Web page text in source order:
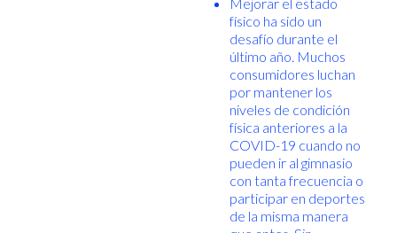
Mejorar el estado
físico ha sido un
desafío durante el
último año. Muchos
consumidores luchan
por mantener los
niveles de condición
física anteriores a la
COVID-19 cuando no
pueden ir al gimnasio
con tanta frecuencia o
participar en deportes
de la misma manera